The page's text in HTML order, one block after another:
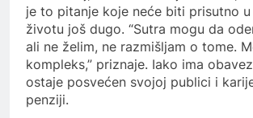
je to pitanje koje neće biti prisutno
životu još dugo. “Sutra mogu da
ali ne želim, ne razmišljam o tome.
kompleks,” priznaje. Iako ima
ostaje posvećen svojoj publici i
penziji.